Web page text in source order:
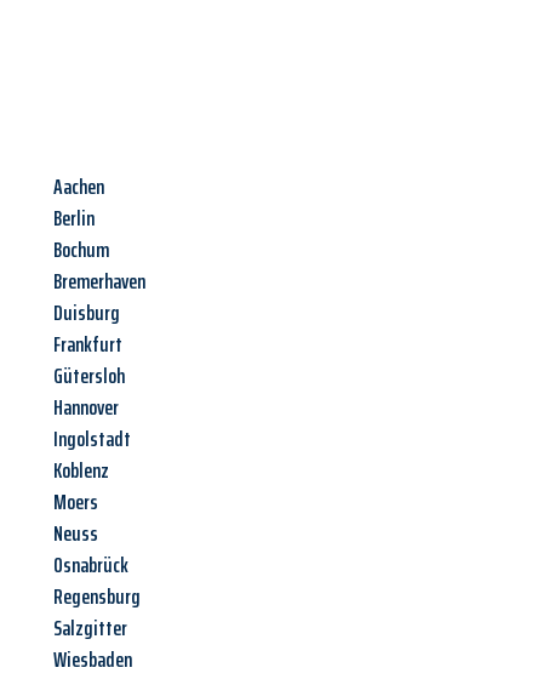
Aachen
Berlin
Bochum
Bremerhaven
Duisburg
Frankfurt
Gütersloh
Hannover
Ingolstadt
Koblenz
Moers
Neuss
Osnabrück
Regensburg
Salzgitter
Wiesbaden